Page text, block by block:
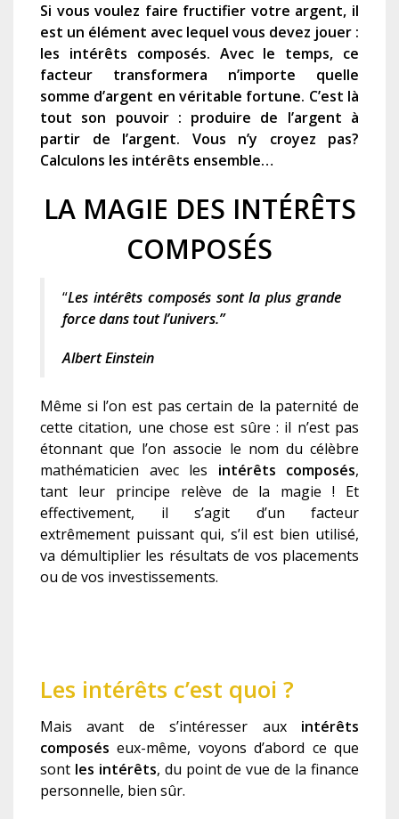
Si vous voulez faire fructifier votre argent, il
est un élément avec lequel vous devez jouer :
les intérêts composés. Avec le temps, ce
facteur transformera n’importe quelle
somme d’argent en véritable fortune. C’est là
tout son pouvoir : produire de l’argent à
partir de l’argent. Vous n’y croyez pas?
Calculons les intérêts ensemble…
LA MAGIE DES INTÉRÊTS
COMPOSÉS
“Les intérêts composés sont la plus grande
force dans tout l’univers.”
Albert Einstein
Même si l’on est pas certain de la paternité de
cette citation, une chose est sûre : il n’est pas
étonnant que l’on associe le nom du célèbre
mathématicien avec les intérêts composés,
tant leur principe relève de la magie ! Et
effectivement, il s’agit d’un facteur
extrêmement puissant qui, s’il est bien utilisé,
va démultiplier les résultats de vos placements
ou de vos investissements.
Les intérêts c’est quoi ?
Mais avant de s’intéresser aux intérêts
composés eux-même, voyons d’abord ce que
sont les intérêts, du point de vue de la finance
personnelle, bien sûr.